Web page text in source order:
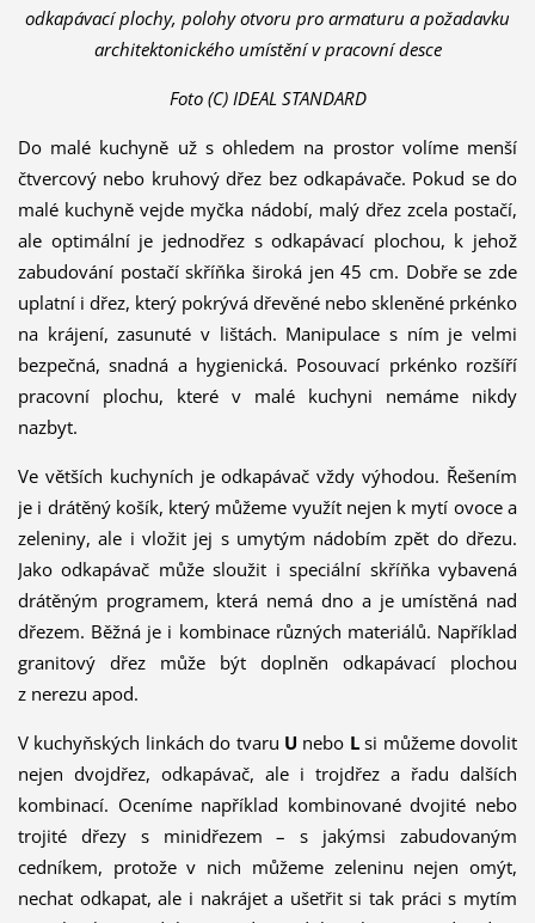
odkapávací plochy, polohy otvoru pro armaturu a požadavku
architektonického umístění v pracovní desce
Foto (C) IDEAL STANDARD
Do malé kuchyně už s ohledem na prostor volíme menší
čtvercový nebo kruhový dřez bez odkapávače. Pokud se do
malé kuchyně vejde myčka nádobí, malý dřez zcela postačí,
ale optimální je jednodřez s odkapávací plochou, k jehož
zabudování postačí skříňka široká jen 45 cm. Dobře se zde
uplatní i dřez, který pokrývá dřevěné nebo skleněné prkénko
na krájení, zasunuté v lištách. Manipulace s ním je velmi
bezpečná, snadná a hygienická. Posouvací prkénko rozšíří
pracovní plochu, které v malé kuchyni nemáme nikdy
nazbyt.
Ve větších kuchyních je odkapávač vždy výhodou. Řešením
je i drátěný košík, který můžeme využít nejen k mytí ovoce a
zeleniny, ale i vložit jej s umytým nádobím zpět do dřezu.
Jako odkapávač může sloužit i speciální skříňka vybavená
drátěným programem, která nemá dno a je umístěná nad
dřezem. Běžná je i kombinace různých materiálů. Například
granitový dřez může být doplněn odkapávací plochou
z nerezu apod.
V kuchyňských linkách do tvaru U nebo Lsi můžeme dovolit
nejen dvojdřez, odkapávač, ale i trojdřez a řadu dalších
kombinací. Oceníme například kombinované dvojité nebo
trojité dřezy s minidřezem – s jakýmsi zabudovaným
cedníkem, protože v nich můžeme zeleninu nejen omýt,
nechat odkapat, ale i nakrájet a ušetřit si tak práci s mytím